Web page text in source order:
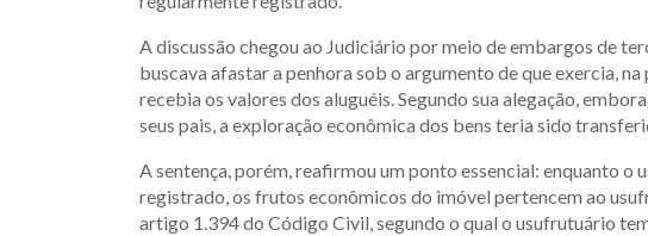
A discussão chegou ao Judiciário por meio de embargos de
buscava afastar a penhora sob o argumento de que exercia,
recebia os valores dos aluguéis. Segundo sua alegação,
seus pais, a exploração econômica dos bens teria sido
A sentença, porém, reafirmou um ponto essencial: enquanto
registrado, os frutos econômicos do imóvel pertencem ao
artigo 1.394 do Código Civil, segundo o qual o usufrutuário